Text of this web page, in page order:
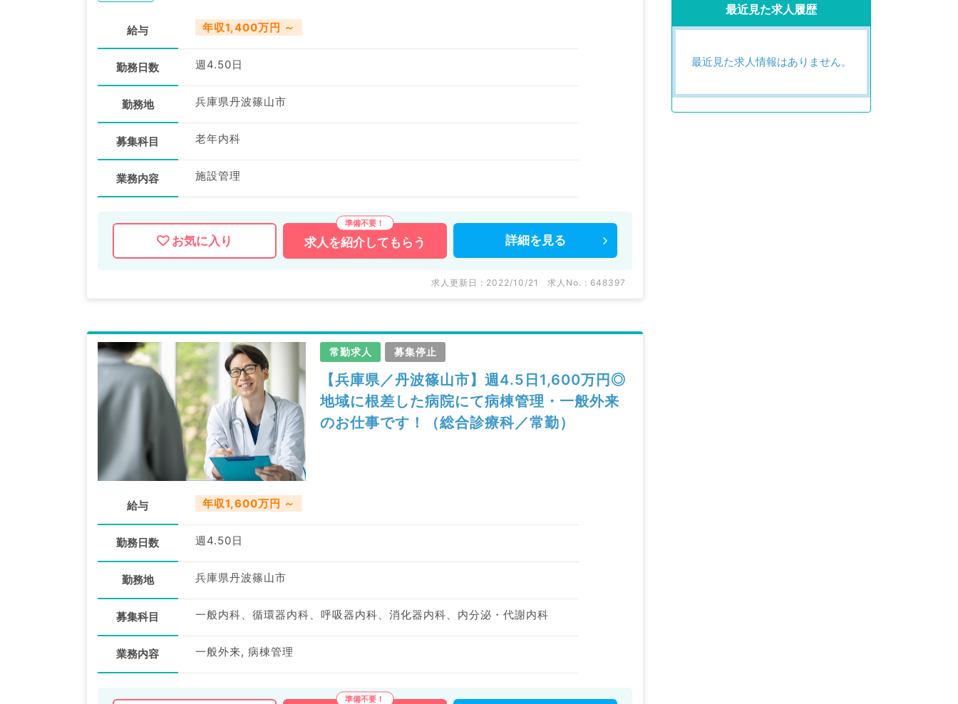
給与 年収1,400万円 ～
勤務日数 週4.50日
勤務地 兵庫県丹波篠山市
募集科目 老年内科
業務内容 施設管理
お気に入り 求人を紹介してもらう 詳細を 見る
求人更新日 : 2022/10/21 求人No. : 648397
常勤求人 募集停止
【兵庫県／丹波篠山市】週4.5日1,600万円◎
地域に根差した病院にて病棟管理・一般外来
のお仕事です！（総合診療科／常勤）
給与 年収1,600万円 ～
勤務日数 週4.50日
勤務地 兵庫県丹波篠山市
募集科目 一般内科、循環器内科、呼吸器内科、消化器内科、内分泌・代謝内科
業務内容 一般外来, 病棟管理
最近見た求人履歴
最近見た求人情報はありません。